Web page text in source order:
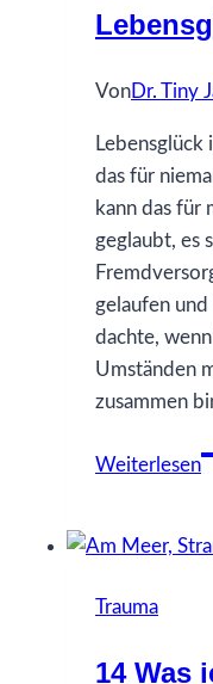
VonDr. Tiny
Lebensglück
das für
kann das für
geglaubt, es
gelaufen
dachte,
Umständen
zusammen
Weiterlesen
Trauma
14 Was